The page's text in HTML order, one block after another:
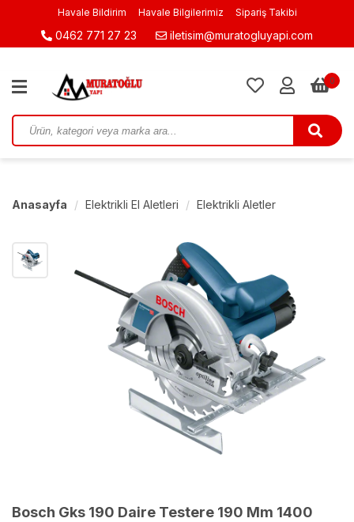
Havale Bildirim Havale Bilgilerimiz Sipariş Takibi
0462 771 27 23 iletisim@muratogluyapi.com
0
Anasayfa Elektrikli El Aletleri Elektrikli Aletler
Bosch Gks 190 Daire Testere 190 Mm 1400